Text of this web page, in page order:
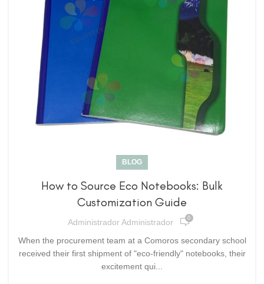
BLOG
How to Source Eco Notebooks: Bulk
Customization Guide
Administrador Administrador 0
When the procurement team at a Comoros secondary school
received their first shipment of "eco-friendly" notebooks, their
excitement qui...